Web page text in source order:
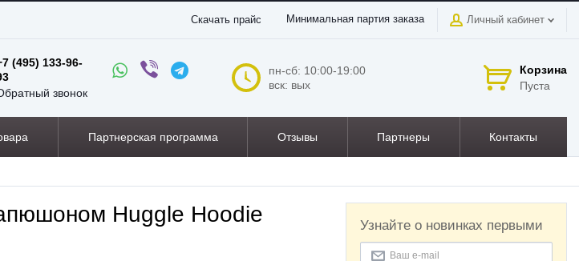
Скачать прайс Минимальная партия заказа Личный кабинет
(495) 133-96-
звонок
пн-сб: 10:00-19:00
вск: вых
Корзина
Пуста
Партнерская программа Отзывы Партнеры Контакты
Huggle Hoodie
Узнайте о новинках первыми